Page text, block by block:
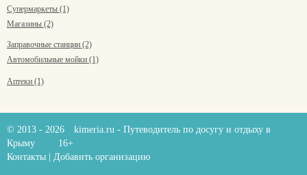
Супермаркеты (1)
Магазины (2)
Заправочные станции (2)
Автомобильные мойки (1)
Аптеки (1)
© 2013 - 2026 kimeria.ru - Путеводитель по досугу и отдыху в
Крыму
16+
Контакты
Добавить организацию